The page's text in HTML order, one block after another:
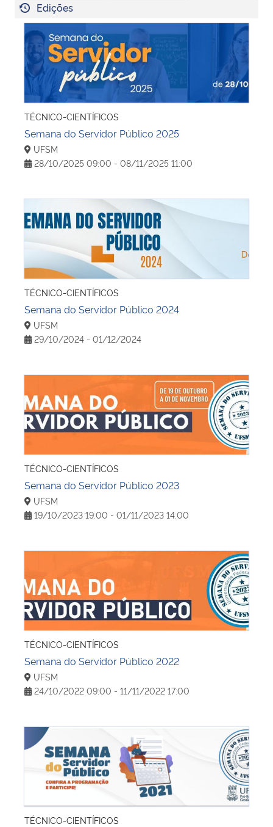
Edições
Semana do Servidor Público 2025
TÉCNICO-CIENTÍFICOS
Semana do Servidor Público 2025
UFSM
28/10/2025 09:00 - 08/11/2025 11:00
Semana do Servidor Público 2024
TÉCNICO-CIENTÍFICOS
Semana do Servidor Público 2024
UFSM
29/10/2024 - 01/12/2024
Semana do Servidor Público 2023
TÉCNICO-CIENTÍFICOS
Semana do Servidor Público 2023
UFSM
19/10/2023 19:00 - 01/11/2023 14:00
TÉCNICO-CIENTÍFICOS
Semana do Servidor Público 2022
UFSM
24/10/2022 09:00 - 11/11/2022 17:00
Semana do Servidor Público 2021
TÉCNICO-CIENTÍFICOS